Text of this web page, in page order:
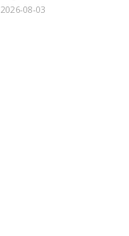
2026-08-03